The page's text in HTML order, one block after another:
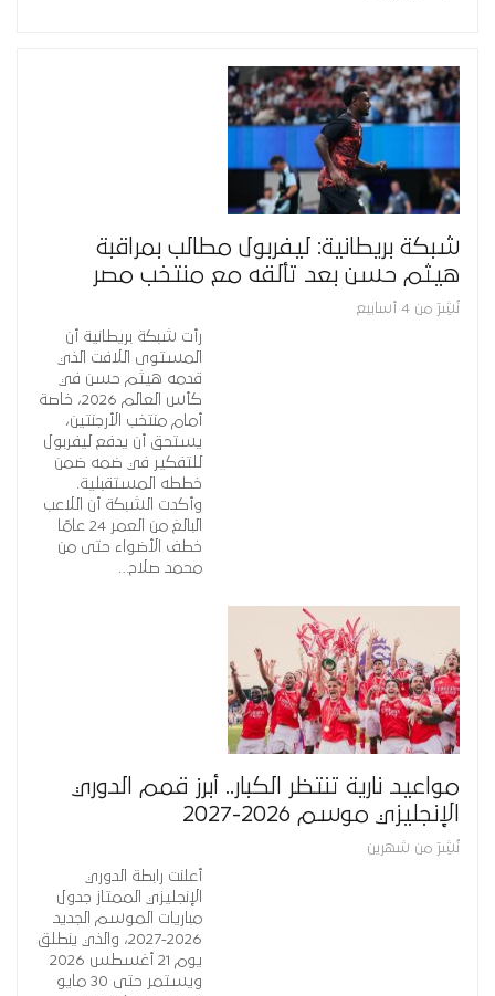
شبكة بريطانية: ليفربول مطالب بمراقبة
هيثم حسن بعد تألقه مع منتخب مصر
نُشِرَ من 4 أسابيع
رأت شبكة بريطانية أن
المستوى اللافت الذي
قدمه هيثم حسن في
كأس العالم 2026، خاصة
أمام منتخب الأرجنتين،
يستحق أن يدفع ليفربول
للتفكير في ضمه ضمن
خططه المستقبلية.
وأكدت الشبكة أن اللاعب
البالغ من العمر 24 عامًا
خطف الأضواء حتى من
محمد صلاح…
مواعيد نارية تنتظر الكبار.. أبرز قمم الدوري
الإنجليزي موسم 2026-2027
نُشِرَ من شهرين
أعلنت رابطة الدوري
الإنجليزي الممتاز جدول
مباريات الموسم الجديد
2026-2027، والذي ينطلق
يوم 21 أغسطس 2026
ويستمر حتى 30 مايو